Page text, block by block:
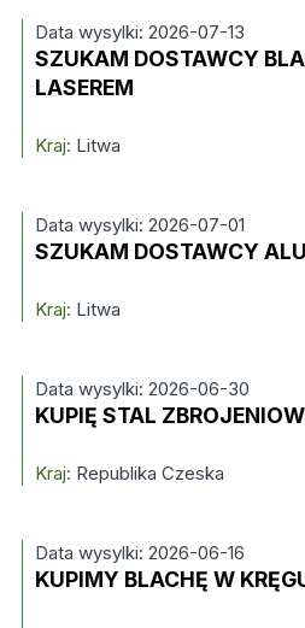
Data wysylki: 2026-07-13
SZUKAM DOSTAWCY
LASEREM
Kraj: Litwa
Data wysylki: 2026-07-01
SZUKAM DOSTAWCY
Kraj: Litwa
Data wysylki: 2026-06-30
KUPIĘ STAL
Kraj: Republika Czeska
Data wysylki: 2026-06-16
KUPIMY BLACHĘ W